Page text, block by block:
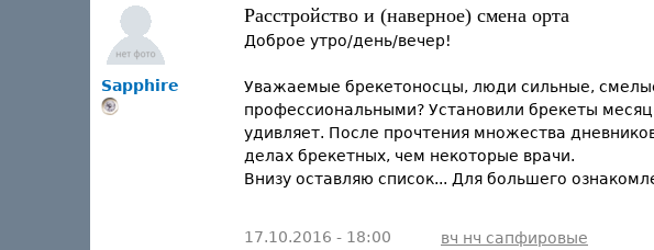
Sapphire
Расстройство и (наверное) смена орта
Доброе утро/день/вечер!
Уважаемые брекетоносцы, люди сильные,
профессиональными? Установили брекеты
удивляет. После прочтения множества
делах брекетных, чем некоторые врачи.
Внизу оставляю список... Для большего
17.10.2016 - 18:00 вч нч сапфировые